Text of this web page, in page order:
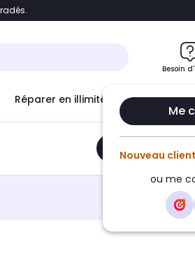
Accéder directement au chatbot
Besoin
Me
Nouveau client
ou me
Réparer en illimité avec Le Club
Ajouter au